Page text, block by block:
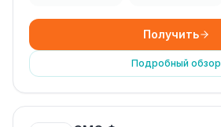
Получить
Подробный обзор